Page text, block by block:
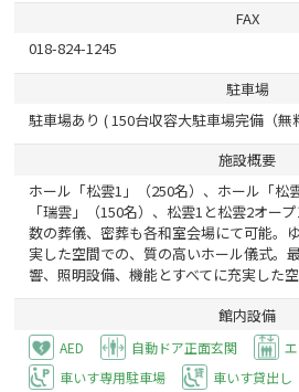
FAX
018-824-1245
駐車場
駐車場あり ( 150台収容大駐車場完備（無
施設概要
ホール「松雲1」（250名）、ホール「
「瑞雲」（150名）、松雲1と松雲2オー
数の葬儀、密葬も各和室会場にて可能。
実した空間での、質の高いホール儀式。
響、照明設備、機能とすべてに充実した
館内設備
AED 自動ドア正面玄関
車いす専用駐車場
車いす貸出し